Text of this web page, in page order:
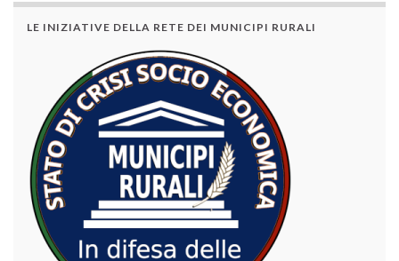
LE INIZIATIVE DELLA RETE DEI MUNICIPI RURALI